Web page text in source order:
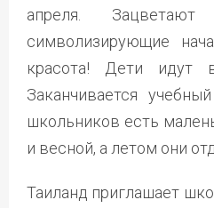
апреля.
символизирующие
красота! Дети
Заканчивается
школьников есть
и весной, а летом они
Таиланд приглашает